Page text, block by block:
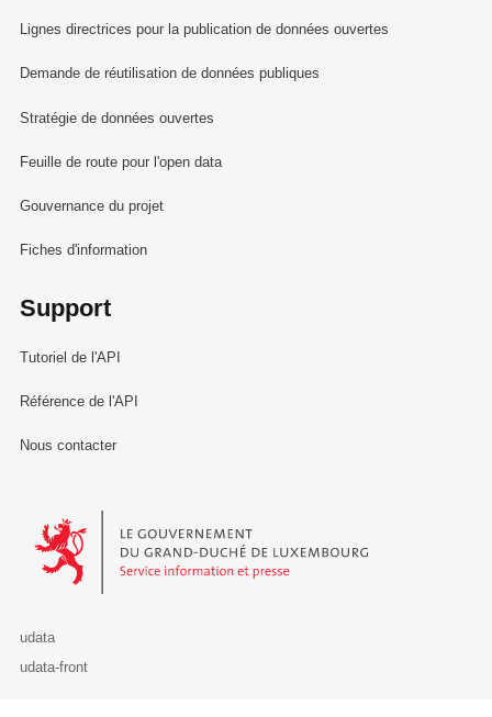
Lignes directrices pour la publication de données ouvertes
Demande de réutilisation de données publiques
Stratégie de données ouvertes
Feuille de route pour l'open data
Gouvernance du projet
Fiches d'information
Support
Tutoriel de l'API
Référence de l'API
Nous contacter
Le Gouvernement du Grand-Duché de Luxembourg - Service
udata
udata-front